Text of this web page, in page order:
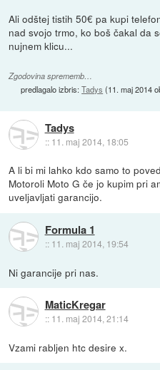
Ali odštej tistih 50€ pa kupi
nad svojo trmo, ko boš čakal da
nujnem klicu...
Zgodovina sprememb…
predlagalo izbris:Tadys (11. maj 2014
Tadys
:: 11. maj 2014, 18:05
A li bi mi lahko kdo samo to
Motoroli Moto G če jo kupim pri
uveljavljati garancijo.
Formula 1
:: 11. maj 2014, 19:54
Ni garancije pri nas.
MaticKregar
:: 11. maj 2014, 21:14
Vzami rabljen htc desire x.